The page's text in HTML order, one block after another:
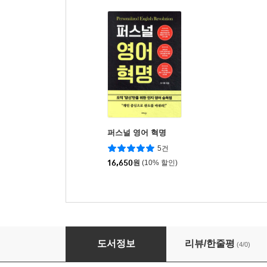
퍼스널 영어 혁명
5건
16,650원 (10% 할인)
자아 만들기
도서정보 리뷰/한줄평 (4/0)